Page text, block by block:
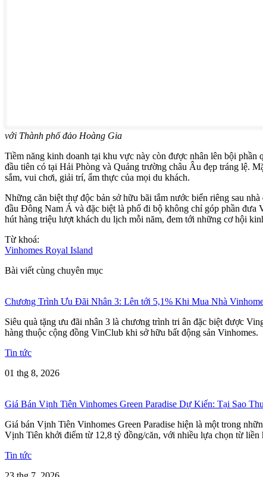
với Thành phố đảo Hoàng Gia
Tiềm năng kinh doanh tại khu vực này còn được nhân lên bội phần
đầu tiên có tại Hải Phòng và Quảng trường châu Âu đẹp tráng lệ.
sắm, vui chơi, giải trí, ẩm thực của mọi du khách.
Những căn biệt thự độc bản sở hữu bãi tắm nước biển riêng sau
đầu Đông Nam Á và đặc biệt là phố đi bộ không chỉ góp phần đưa
hút hàng triệu lượt khách du lịch mỗi năm, đem tới những cơ hội
Từ khoá:
Vinhomes Royal Island
Bài viết cùng chuyên mục
Chương Trình Ưu Đãi Nhân 3: Lên tới 5,1% Khi Mua Nhà
Siêu quà tặng ưu đãi nhân 3 là chương trình tri ân đặc biệt được
hàng thuộc cộng đồng VinClub khi sở hữu bất động sản Vinhomes.
Tin tức
01 thg 8, 2026
Giá Bán Vịnh Tiên Vinhomes Green Paradise Dự Kiến: Tại Sao
Giá bán Vịnh Tiên Vinhomes Green Paradise hiện là một trong
Vịnh Tiên khởi điểm từ 12,8 tỷ đồng/căn, với nhiều lựa chọn từ liền
Tin tức